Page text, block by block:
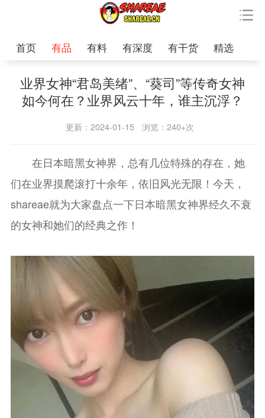
首页 有品 有料 有深度 有干货 精选
业界女神“君岛美绪”、“葵司”等传奇女神
如今何在？业界风云十年，谁主沉浮？
更新：2024-01-15 浏览：240+次
在日本暗黑女神界，总有几位特殊的存在，她
们在业界摸爬滚打十余年，依旧风光无限！今天，
shareae就为大家盘点一下日本暗黑女神界经久不衰
的女神和她们的经典之作！